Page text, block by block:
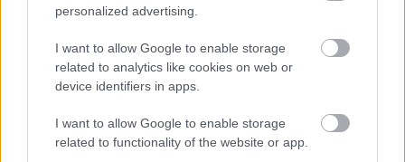
personalized advertising.
I want to allow Google to enable storage
related to analytics like cookies on web or
device identifiers in apps.
I want to allow Google to enable storage
related to functionality of the website or app.
Támogasd adományoddal
a ManUtdFanatics.hu működését!